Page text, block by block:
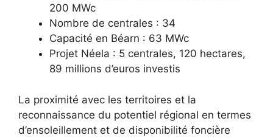
200 MWc
Nombre de centrales : 34
Capacité en Béarn : 63 MWc
Projet Néela : 5 centrales, 120 hectares,
89 millions d’euros investis
La proximité avec les territoires et la
reconnaissance du potentiel régional en termes
d’ensoleillement et de disponibilité foncière